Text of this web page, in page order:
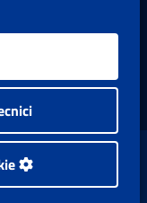
finestrafinestra
una nuova
Apre una
Instagram:
2026
Sociale.